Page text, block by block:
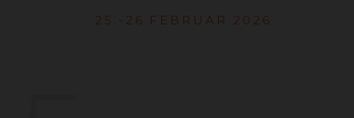
25.-26.FEBRUAR 2026